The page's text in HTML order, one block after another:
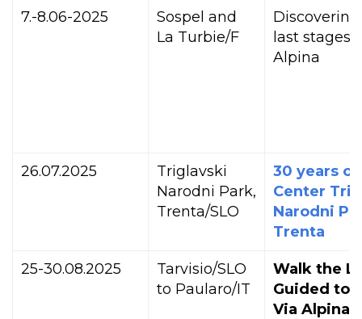
7.-8.06-2025
Sospel and
La Turbie/F
last stages
Alpina
26.07.2025
Triglavski
Narodni Park,
Trenta/SLO
30 years
Center
Narodni
Trenta
25-30.08.2025
Tarvisio/SLO
to Paularo/IT
Walk the
Guided
Via Alpina